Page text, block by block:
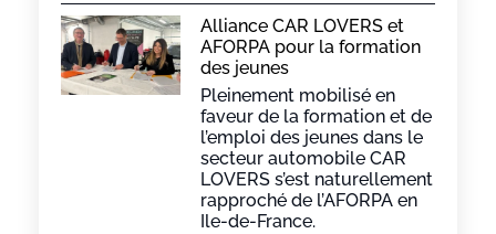
Alliance CAR LOVERS et
AFORPA pour la formation
des jeunes
Pleinement mobilisé en
faveur de la formation et de
l’emploi des jeunes dans le
secteur automobile CAR
LOVERS s’est naturellement
rapproché de l’AFORPA en
Ile-de-France.